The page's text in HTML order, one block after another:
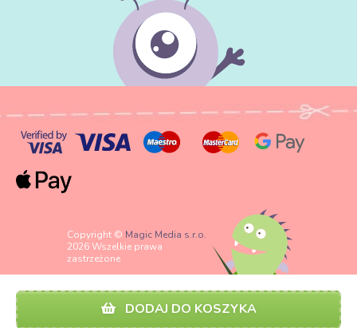
DODAJ DO KOSZYKA
Copyright © Magic Media s.r.o.
2026 Wszelkie prawa
zastrzeżone